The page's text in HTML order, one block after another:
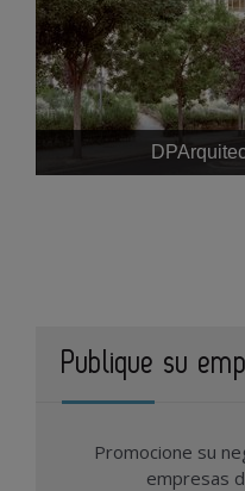
Publique su
Promocione su
empresas